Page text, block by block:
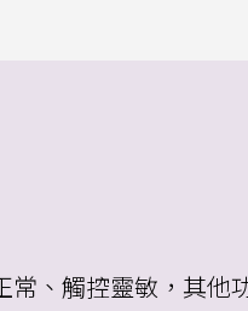
常、觸控靈敏，其他